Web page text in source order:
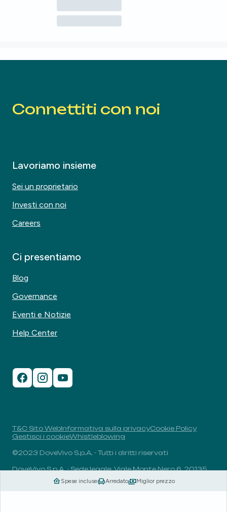
Spese incluse Arredato Miglior prezzo
Connettiti con noi
Lavoriamo insieme
Sei un proprietario
Investi con noi
Careers
Ci presentiamo
Blog
Governance
Eventi e Notizie
Help Center
T&C Sito WebInformativa sulla privacyCookie Policy
Gestisci i cookieWhistleblowing
©2023 DoveVivo S.p.A. - Tutti i diritti riservati
DoveVivo S.p.A. - Sede legale: Viale Monte Nero 6, 20135,
Milano, Italia - P.I.: 00406960732 - R.E.A.: MI-1838078 -
Capitale sociale: 1.829.649,81 euro i.v.